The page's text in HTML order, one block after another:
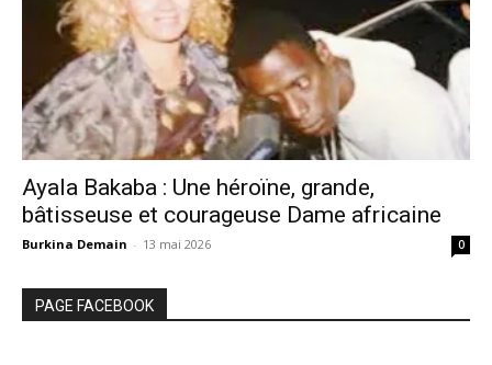
Ayala Bakaba : Une héroïne, grande,
bâtisseuse et courageuse Dame africaine
Burkina Demain - 13 mai 2026 0
PAGE FACEBOOK